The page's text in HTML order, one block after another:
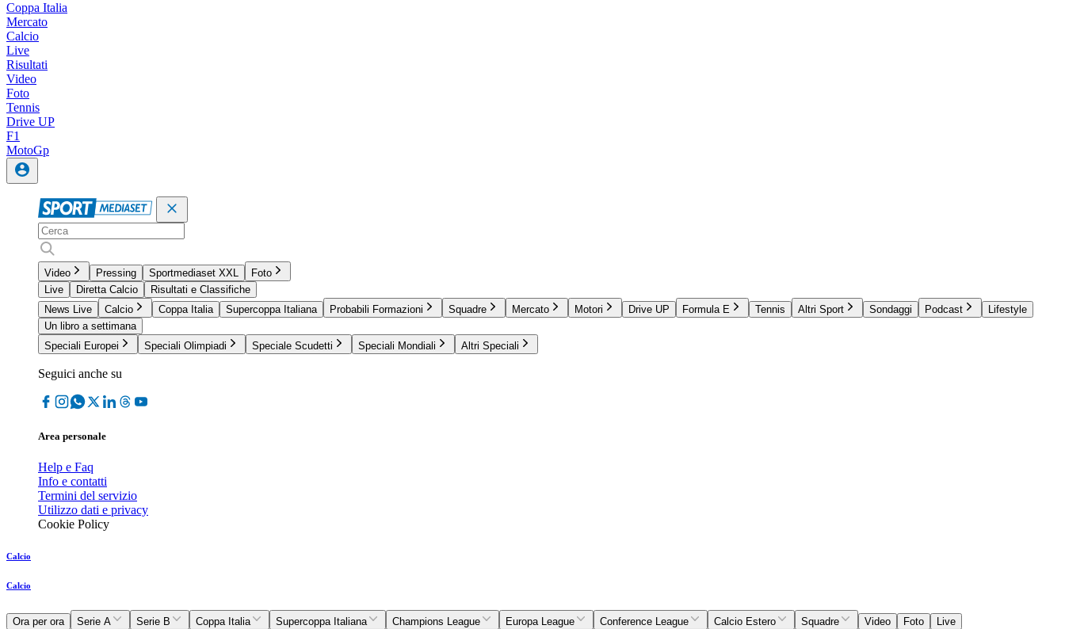
Coppa Italia
Mercato
Calcio
Live
Risultati
Video
Foto
Tennis
Drive UP
F1
MotoGp
Video Pressing Sportmediaset XXL
Foto
Live
Diretta Calcio
Risultati e Classifiche
News Live
Calcio Coppa Italia Supercoppa Italiana Probabili Formazioni Squadre Mercato Motori Drive UP Formula E Tennis Altri Sport Sondaggi Podcast
Lifestyle
Un libro a settimana
Speciali Europei
Speciali Olimpiadi Speciale Scudetti Speciali Mondiali Altri Speciali
Seguici anche su
Area personale
Help e Faq
Info e contatti
Termini del servizio
Utilizzo dati e privacy
Cookie Policy
Calcio
Calcio
Ora per ora Serie A Serie B Coppa Italia Supercoppa Italiana Champions League Europa League Conference League Calcio Estero Squadre Video Foto
Live